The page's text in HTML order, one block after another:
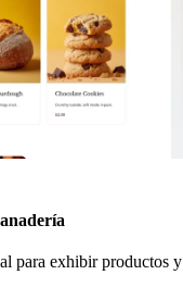
para exhibir productos y